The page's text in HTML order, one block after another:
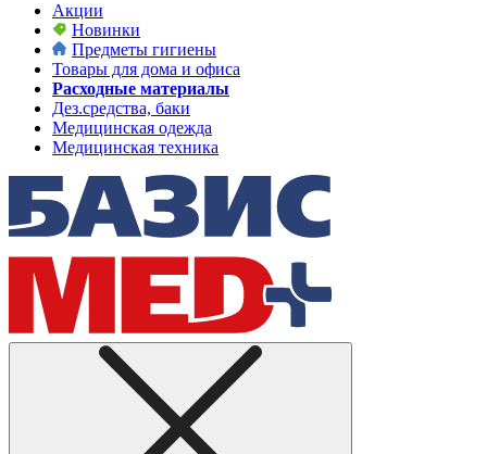
Акции
Новинки
Предметы гигиены
Товары для дома и офиса
Расходные материалы
Дез.средства, баки
Медицинская одежда
Медицинская техника